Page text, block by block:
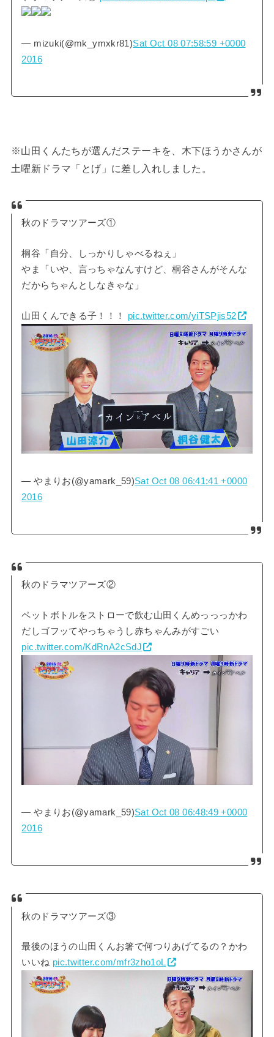
— mizuki(@mk_ymxkr81)Sat Oct 08 07:58:59 +0000
2016
※山田くんたちが選んだステーキを、木下ほうかさんが
土曜新ドラマ「とげ」に差し入れしました。
秋のドラマツアーズ①
桐谷「自分、しっかりしゃべるねぇ」
やま「いや、言っちゃなんすけど、桐谷さんがそんな
だからちゃんとしなきゃな」
山田くんできる子！！！ pic.twitter.com/yiTSPjis52
— やまりお(@yamark_59)Sat Oct 08 06:41:41 +0000
2016
秋のドラマツアーズ②
ペットボトルをストローで飲む山田くんめっっっかわ
だしゴフッてやっちゃうし赤ちゃんみがすごい
pic.twitter.com/KdRnA2cSdJ
— やまりお(@yamark_59)Sat Oct 08 06:48:49 +0000
2016
秋のドラマツアーズ③
最後のほうの山田くんお箸で何つりあげてるの？かわ
いいね pic.twitter.com/mfr3zho1oL